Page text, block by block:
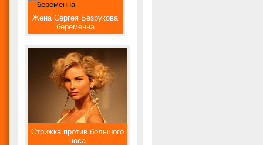
Жена Сергея Безрукова
беременна
Стрижка против большого
носа